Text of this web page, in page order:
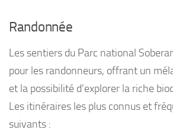
Randonnée
Les sentiers du Parc national
pour les randonneurs, offrant un
et la possibilité d’explorer la riche
Les itinéraires les plus connus et
suivants :